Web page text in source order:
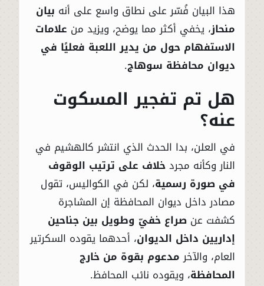
هذا البيان فُسّر على نطاق واسع على أنه بيان
منحاز، يخفي أكثر مما يوضح، ويزيد من علامات
الاستفهام حول من يدير اللعبة فعليًا في
ديوان محافظة سوهاج.
هل تم تفجير المسكوت
عنه؟
في العلن، بدا الحدث الذي انتشر كالهشيم في
النار وكأنه مجردخلاف على ترتيب الوقوف
في صورة رسمية، لكن في الكواليس، تقول
مصادر داخل ديوان المحافظة إن المشاجرة
كشفت عن صراع خفيّ وطويل بين جناحين
إداريين داخل الديوان، أحدهما يقوده السكرتير
العام، والآخرمدعوم بقوة من خارج
المحافظة، ويقوده نائب المحافظ.